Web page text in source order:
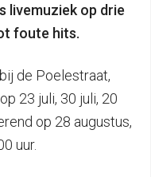
livemuziek op drie
foute hits.
de Poelestraat,
23 juli, 30 juli, 20
op 28 augustus,
uur.